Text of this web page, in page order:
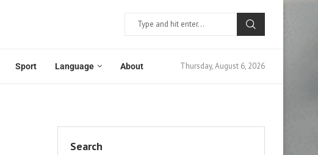
Sport Language About Thursday, August 6, 2026
Search